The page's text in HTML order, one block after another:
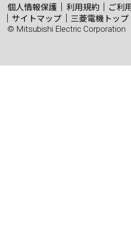
個人情報保護 利用規約
ご利
サイトマップ
三菱電機トップ
© Mitsubishi Electric Corporation